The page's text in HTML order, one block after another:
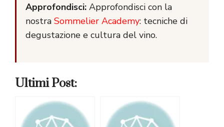
Approfondisci: Approfondisci con la
nostra Sommelier Academy: tecniche di
degustazione e cultura del vino.
Ultimi Post: